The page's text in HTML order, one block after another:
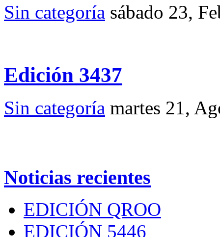
Sin categoría sábado 23,
Edición 3437
Sin categoría martes 21,
Noticias recientes
EDICIÓN QROO
EDICIÓN 5446